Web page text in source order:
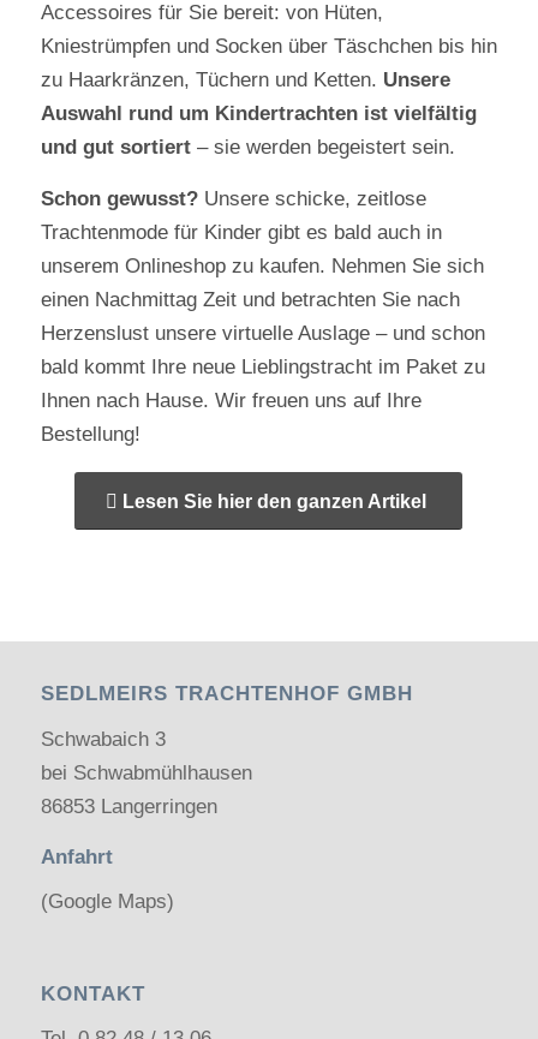
Accessoires für Sie bereit: von Hüten,
Kniestrümpfen und Socken über Täschchen bis hin
zu Haarkränzen, Tüchern und Ketten. Unsere
Auswahl rund um Kindertrachten ist vielfältig
und gut sortiert– sie werden begeistert sein.
Schon gewusst?Unsere schicke, zeitlose
Trachtenmode für Kinder gibt es bald auch in
unserem Onlineshopzu kaufen. Nehmen Sie sich
einen Nachmittag Zeit und betrachten Sie nach
Herzenslust unsere virtuelle Auslage – und schon
bald kommt Ihre neue Lieblingstracht im Paket zu
Ihnen nach Hause. Wir freuen uns auf Ihre
Bestellung!
Lesen Sie hier den ganzen Artikel
SEDLMEIRS TRACHTENHOF GMBH
Schwabaich 3
bei Schwabmühlhausen
86853 Langerringen
Anfahrt
(Google Maps)
KONTAKT